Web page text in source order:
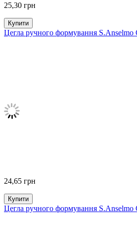
25,30 грн
Купити
Цегла ручного формування S.Anselmo
24,65 грн
Купити
Цегла ручного формування S.Anselmo